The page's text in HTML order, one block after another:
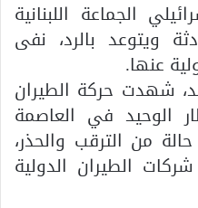
الجماعة اللبنانية
ويتوعد بالرد، نفى
عنها.
شهدت حركة الطيران
الوحيد في العاصمة
من الترقب والحذر،
الطيران الدولية